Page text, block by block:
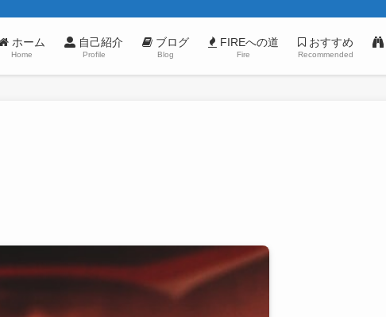
ホーム
Home
自己紹介
Profile
ブログ
Blog
FIREへの道
Fire
おすすめ
Recommended